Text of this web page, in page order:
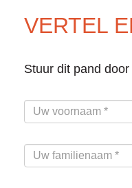
VERTEL
Stuur dit pand